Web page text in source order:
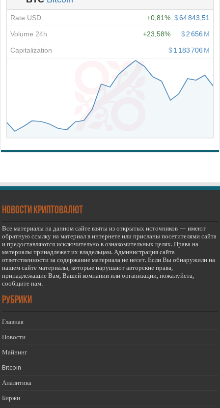
новости криптовалют
Все материалы на данном сайте взяты из открытых источников — имеют
обратную ссылку на материал в интернете или присланы посетителями сайта
и предоставляются исключительно в ознакомительных целях. Права на
материалы принадлежат их владельцам. Администрация сайта
ответственности за содержание материала не несет. Если Вы обнаружили на
нашем сайте материалы, которые нарушают авторские права,
принадлежащие Вам, Вашей компании или организации, пожалуйста,
сообщите нам.
РУБРИКИ
Главная
Новости
Майнинг
Bitcoin
Аналитика
Биржи